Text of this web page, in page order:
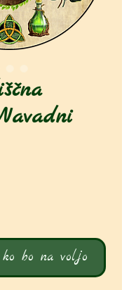
ko bo na voljo